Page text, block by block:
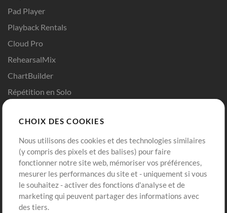
Pad Player
Playback Rentals
Cloud Pro
RehearsalMix
ChartBuilder
Répétition en Solo
Modèles ProPresenter
Sons
Boutique
Acheter des crédits
Contenu gratuit
Compte
Connexion
S'inscrire
CHOIX DES COOKIES
Nous utilisons des cookies et des technologies similaires
(y compris des pixels et des balises) pour faire
fonctionner notre site web, mémoriser vos préférences,
mesurer les performances du site et - uniquement si vous
le souhaitez - activer des fonctions d'analyse et de
marketing qui peuvent partager des informations avec
des tiers.